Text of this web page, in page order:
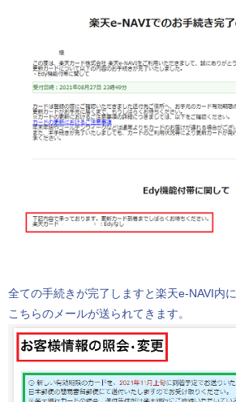
全ての手続きが完了しますと楽天e-NAVI内に
こちらのメールが送られてきます。